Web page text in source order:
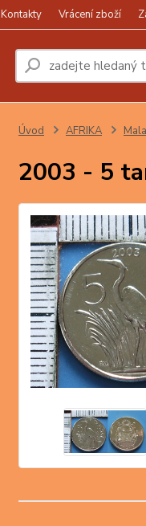
Kontakty Vrácení zboží
Úvod AFRIKA
2003 - 5